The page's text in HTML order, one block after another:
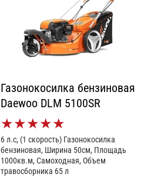
Газонокосилка бензиновая
Daewoo DLM 5100SR
★★★★★
6 л.с, (1 скорость) Газонокосилка
бензиновая, Ширина 50см, Площадь
1000кв.м, Самоходная, Объем
травосборника 65 л